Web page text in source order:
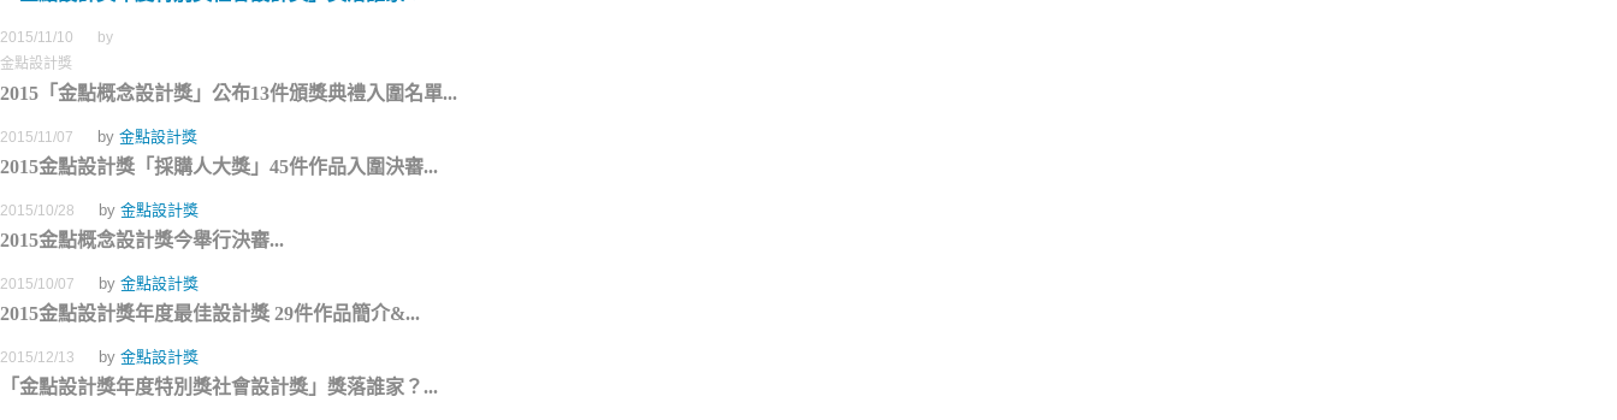
2015/11/10
by
金點設計獎
2015「金點概念設計獎」公布13件頒獎典禮入圍名單...
2015/11/07 by 金點設計獎
2015金點設計獎「採購人大獎」45件作品入圍決審...
2015/10/28 by 金點設計獎
2015金點概念設計獎今舉行決審...
2015/10/07 by 金點設計獎
2015金點設計獎年度最佳設計獎 29件作品簡介&...
2015/12/13 by 金點設計獎
「金點設計獎年度特別獎社會設計獎」獎落誰家？...